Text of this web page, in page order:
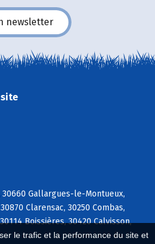
le trafic et la performance du site et
newsletter
30660 Gallargues-le-Montueux,
Clarensac, 30250 Combas,
Boissières, 30420 Calvisson,